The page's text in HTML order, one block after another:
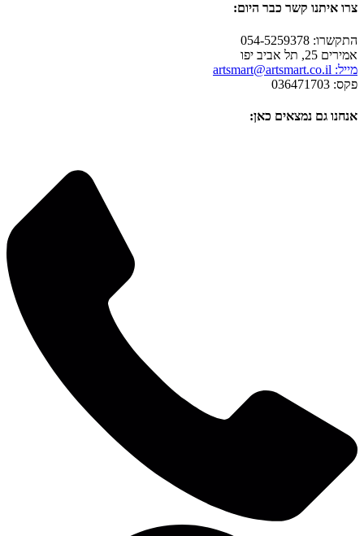
צרו איתנו קשר כבר היום:
התקשרו: 054-5259378
אמירים 25, תל אביב יפו
מייל: artsmart@artsmart.co.il
פקס: 036471703
אנחנו גם נמצאים כאן: